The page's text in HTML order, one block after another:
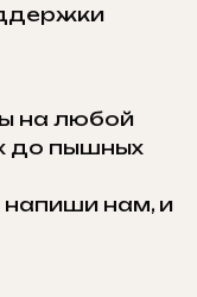
на любой
до пышных
напиши нам, и